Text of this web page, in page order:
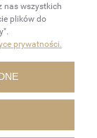
nas wszystkich
plików do
prywatności.